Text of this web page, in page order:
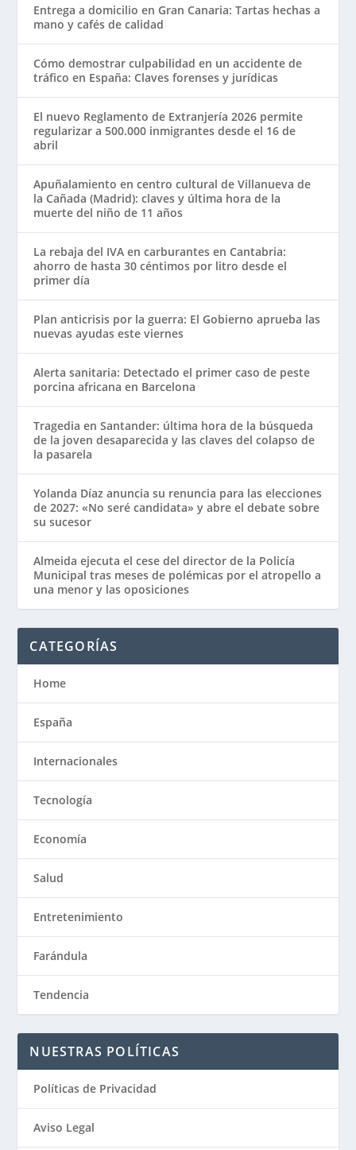
Entrega a domicilio en Gran Canaria: Tartas hechas a
mano y cafés de calidad
Cómo demostrar culpabilidad en un accidente de
tráfico en España: Claves forenses y jurídicas
El nuevo Reglamento de Extranjería 2026 permite
regularizar a 500.000 inmigrantes desde el 16 de
abril
Apuñalamiento en centro cultural de Villanueva de
la Cañada (Madrid): claves y última hora de la
muerte del niño de 11 años
La rebaja del IVA en carburantes en Cantabria:
ahorro de hasta 30 céntimos por litro desde el
primer día
Plan anticrisis por la guerra: El Gobierno aprueba las
nuevas ayudas este viernes
Alerta sanitaria: Detectado el primer caso de peste
porcina africana en Barcelona
Tragedia en Santander: última hora de la búsqueda
de la joven desaparecida y las claves del colapso de
la pasarela
Yolanda Díaz anuncia su renuncia para las elecciones
de 2027: «No seré candidata» y abre el debate sobre
su sucesor
Almeida ejecuta el cese del director de la Policía
Municipal tras meses de polémicas por el atropello a
una menor y las oposiciones
CATEGORÍAS
Home
España
Internacionales
Tecnología
Economía
Salud
Entretenimiento
Farándula
Tendencia
NUESTRAS POLÍTICAS
Políticas de Privacidad
Aviso Legal